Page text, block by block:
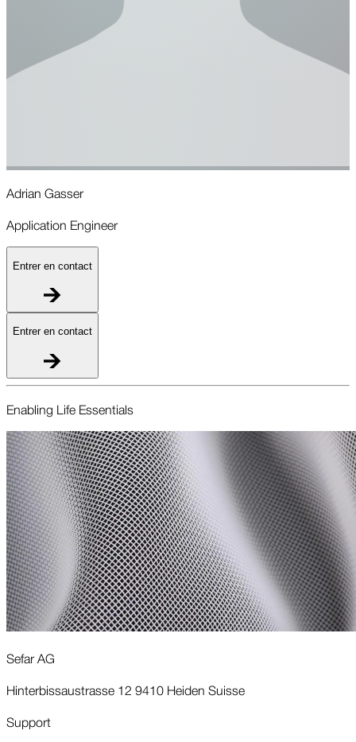
Adrian Gasser
Application Engineer
Entrer en contact
Entrer en contact
Enabling Life Essentials
Sefar AG
Hinterbissaustrasse 12 9410 Heiden Suisse
Support